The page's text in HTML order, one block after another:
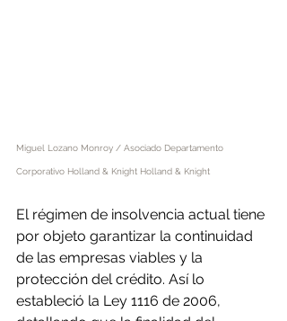
Miguel Lozano Monroy / Asociado Departamento
Corporativo Holland & Knight Holland & Knight
El régimen de insolvencia actual tiene
por objeto garantizar la continuidad
de las empresas viables y la
protección del crédito. Así lo
estableció la Ley 1116 de 2006,